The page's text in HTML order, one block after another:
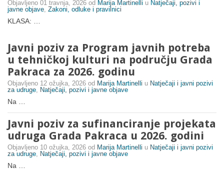
Objavljeno 01 travnja, 2026 od Marija Martinelli u Natječaji, pozivi i
javne objave, Zakoni, odluke i pravilnici
KLASA: …
Javni poziv za Program javnih potreba
u tehničkoj kulturi na području Grada
Pakraca za 2026. godinu
Objavljeno 12 ožujka, 2026 od Marija Martinelli u Natječaji i javni pozivi
za udruge, Natječaji, pozivi i javne objave
Na …
Javni poziv za sufinanciranje projekata
udruga Grada Pakraca u 2026. godini
Objavljeno 10 ožujka, 2026 od Marija Martinelli u Natječaji i javni pozivi
za udruge, Natječaji, pozivi i javne objave
Na …